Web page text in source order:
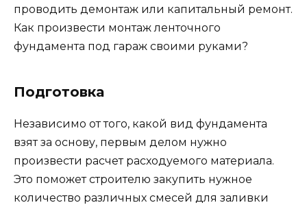
проводить демонтаж или капитальный ремонт.
Как произвести монтаж ленточного
фундамента под гараж своими руками?
Подготовка
Независимо от того, какой вид фундамента
взят за основу, первым делом нужно
произвести расчет расходуемого материала.
Это поможет строителю закупить нужное
количество различных смесей для заливки